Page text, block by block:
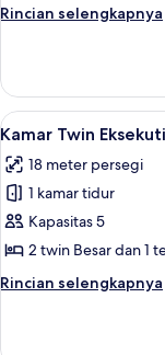
Bebas
(Room
types
cannot
be
chosen)
Rincian selengkapnya
Rincian
Kamar
Superior,
Bebas
Rokok
(Room
types
cannot
be
Lihat
semua
foto
untuk
Kamar
Twin
Eksekutif,
Bebas
Rokok
11
Kamar Twin
18 meter persegi
1 kamar tidur
Kapasitas 5
2 twin Besar dan 1
Rincian selengkapnya
Rincian